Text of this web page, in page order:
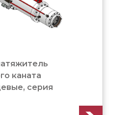
каната
серия